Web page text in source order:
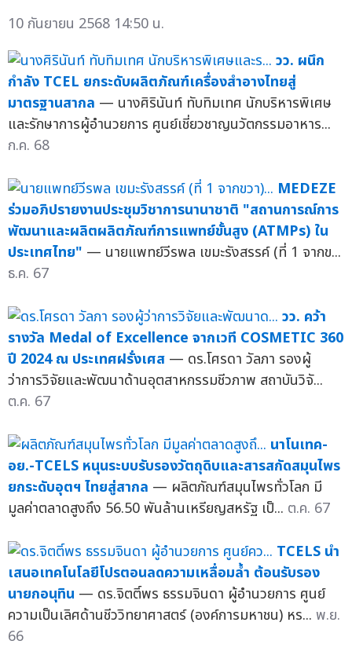
10 กันยายน 2568 14:50 น.
วว. ผนึก
กำลัง TCEL ยกระดับผลิตภัณฑ์เครื่องสำอางไทยสู่
มาตรฐานสากล — นางศิรินันท์ ทับทิมเทศ นักบริหารพิเศษ
และรักษาการผู้อำนวยการ ศูนย์เชี่ยวชาญนวัตกรรมอาหาร...
ก.ค. 68
MEDEZE
ร่วมอภิปรายงานประชุมวิชาการนานาชาติ "สถานการณ์การ
พัฒนาและผลิตผลิตภัณฑ์การแพทย์ขั้นสูง (ATMPs) ใน
ประเทศไทย" — นายแพทย์วีรพล เขมะรังสรรค์ (ที่ 1 จากข...
ธ.ค. 67
วว. คว้า
รางวัล Medal of Excellence จากเวที COSMETIC 360
ปี 2024 ณ ประเทศฝรั่งเศส — ดร.โศรดา วัลภา รองผู้
ว่าการวิจัยและพัฒนาด้านอุตสาหกรรมชีวภาพ สถาบันวิจั...
ต.ค. 67
นาโนเทค-
อย.-TCELS หนุนระบบรับรองวัตถุดิบและสารสกัดสมุนไพร
ยกระดับอุตฯ ไทยสู่สากล — ผลิตภัณฑ์สมุนไพรทั่วโลก มี
มูลค่าตลาดสูงถึง 56.50 พันล้านเหรียญสหรัฐ เป็... ต.ค. 67
TCELS นำ
เสนอเทคโนโลยีโปรตอนลดความเหลื่อมล้ำ ต้อนรับรอง
นายกอนุทิน — ดร.จิตติ์พร ธรรมจินดา ผู้อำนวยการ ศูนย์
ความเป็นเลิศด้านชีววิทยาศาสตร์ (องค์การมหาชน) หร... พ.ย.
66